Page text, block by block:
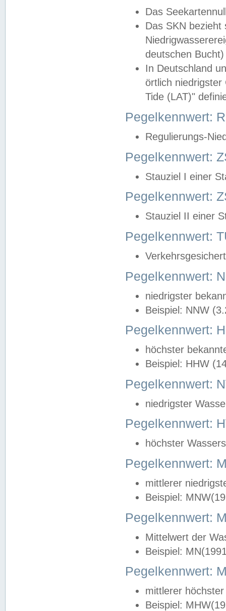
Das
Das SKN
deutschen
In Deutschland
örtlich
Tide (LAT)"
Pegelkennwert:
Regulierungs-
Pegelkennwert:
Stauziel I einer
Pegelkennwert:
Stauziel II einer
Pegelkennwert:
Pegelkennwert:
niedrigster
Beispiel: NNW
Pegelkennwert:
höchster
Beispiel: HHW
Pegelkennwert:
niedrigster
Pegelkennwert:
höchster
Pegelkennwert:
mittlerer
Beispiel:
Pegelkennwert:
Mittelwert der
Beispiel:
Pegelkennwert:
mittlerer
Beispiel: